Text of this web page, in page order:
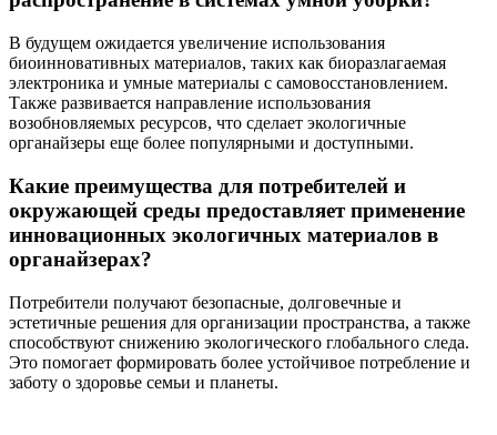
В будущем ожидается увеличение использования
биоинновативных материалов, таких как биоразлагаемая
электроника и умные материалы с самовосстановлением.
Также развивается направление использования
возобновляемых ресурсов, что сделает экологичные
органайзеры еще более популярными и доступными.
Какие преимущества для потребителей и
окружающей среды предоставляет применение
инновационных экологичных материалов в
органайзерах?
Потребители получают безопасные, долговечные и
эстетичные решения для организации пространства, а также
способствуют снижению экологического глобального следа.
Это помогает формировать более устойчивое потребление и
заботу о здоровье семьи и планеты.